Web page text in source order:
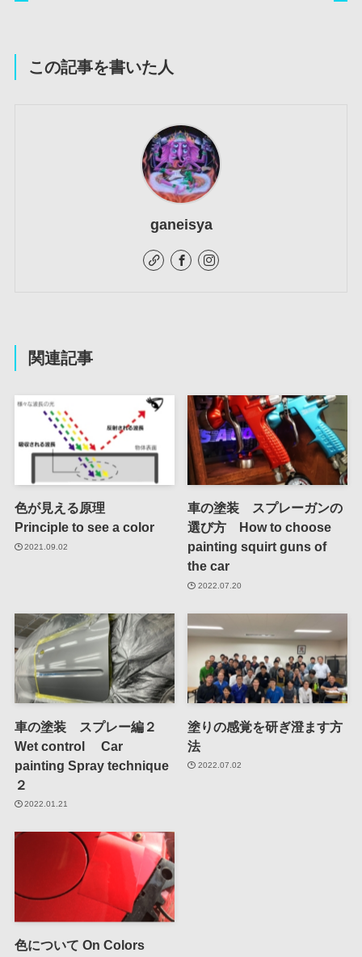
この記事を書いた人
ganeisya
関連記事
色が見える原理
Principle to see a color
2021.09.02
車の塗装 スプレーガンの
選び方 How to choose
painting squirt guns of
the car
2022.07.20
車の塗装 スプレー編２
Wet control Car
painting Spray technique
２
2022.01.21
塗りの感覚を研ぎ澄ます方
法
2022.07.02
色について On Colors